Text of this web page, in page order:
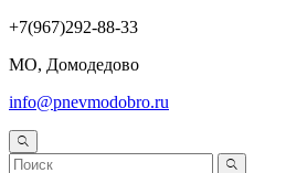
+7(967)292-88-33
МО, Домодедово
info@pnevmodobro.ru